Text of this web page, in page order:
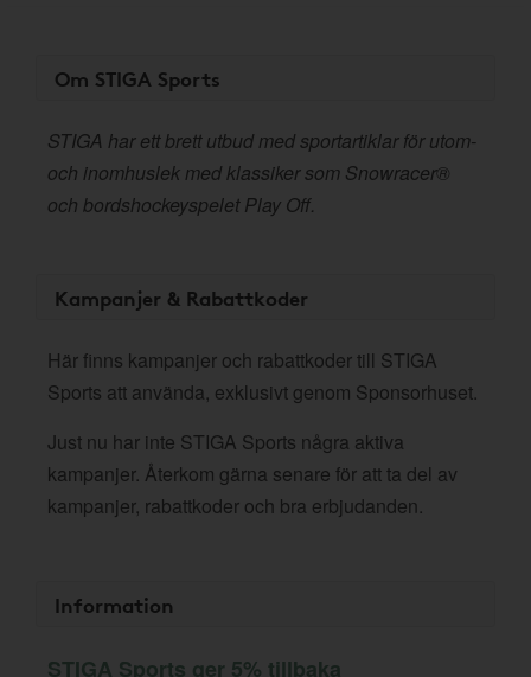
Om STIGA Sports
STIGA har ett brett utbud med sportartiklar för utom-
och inomhuslek med klassiker som Snowracer®
och bordshockeyspelet Play Off.
Kampanjer & Rabattkoder
Här finns kampanjer och rabattkoder till STIGA
Sports att använda, exklusivt genom Sponsorhuset.
Just nu har inte STIGA Sports några aktiva
kampanjer. Återkom gärna senare för att ta del av
kampanjer, rabattkoder och bra erbjudanden.
Information
STIGA Sports ger 5% tillbaka